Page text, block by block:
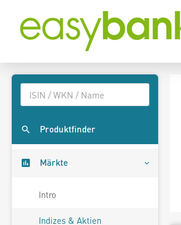
Produktfinder
Märkte
Intro
Indizes & Aktien